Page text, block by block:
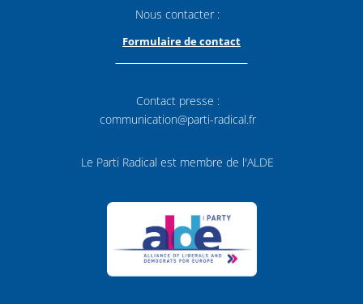
Nous contacter :
Formulaire de contact
Contact presse :
communication@parti-radical.fr
Le Parti Radical est membre de l'ALDE